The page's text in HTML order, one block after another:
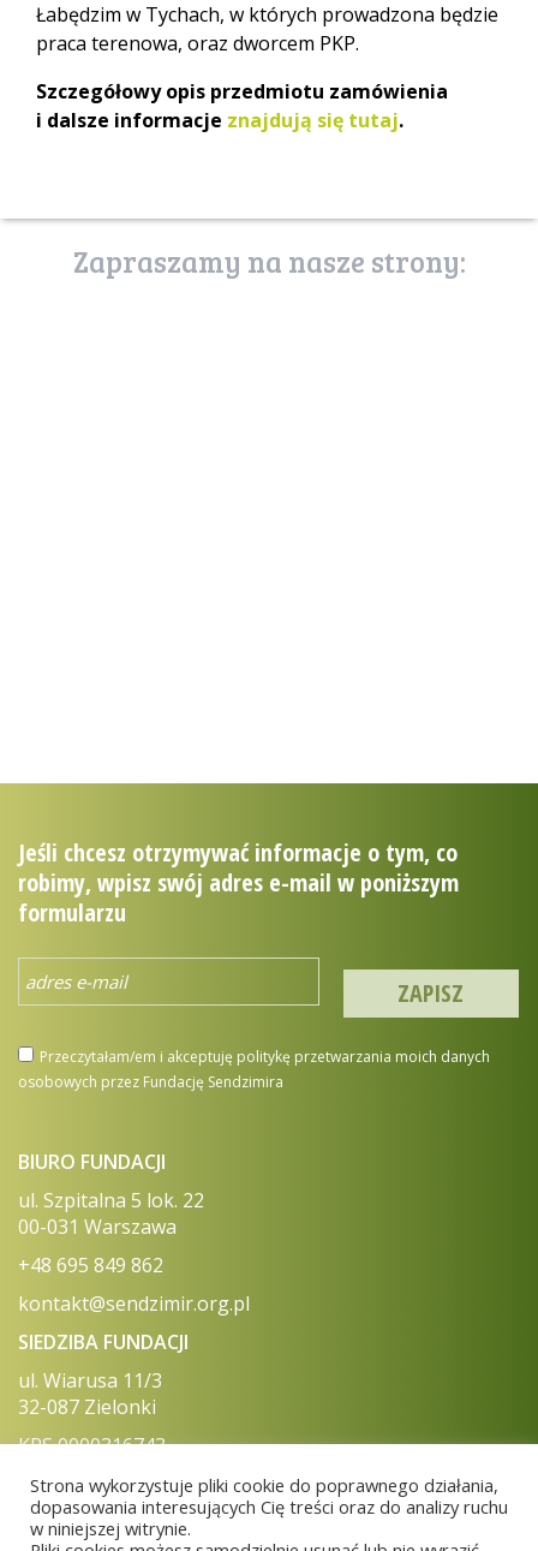
Łabędzim w Tychach, w których prowadzona będzie
praca terenowa, oraz dworcem PKP.
Szczegółowy opis przedmiotu zamówienia
i dalsze informacje znajdują się tutaj.
Zapraszamy na nasze strony:
Jeśli chcesz otrzymywać informacje o tym, co
robimy, wpisz swój adres e-mail w poniższym
formularzu
Przeczytałam/em i akceptuję politykę przetwarzania moich danych
osobowych przez Fundację Sendzimira
BIURO FUNDACJI
ul. Szpitalna 5 lok. 22
00-031 Warszawa
+48 695 849 862
kontakt@sendzimir.org.pl
SIEDZIBA FUNDACJI
ul. Wiarusa 11/3
32-087 Zielonki
KRS 0000316743
REGON 120808077
Numer konta (PLN) 28 1090 1870 0000 0001 5012 0108
Strona wykorzystuje pliki cookie do poprawnego działania,
dopasowania interesujących Cię treści oraz do analizy ruchu
w niniejszej witrynie.